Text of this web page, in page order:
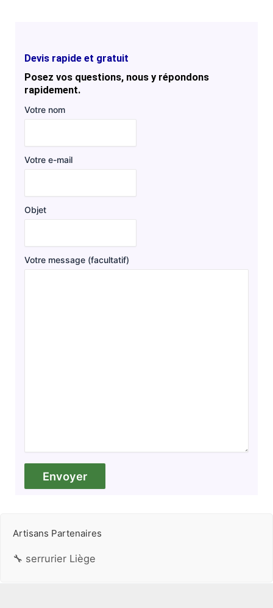
Devis rapide et gratuit
Posez vos questions, nous y répondons
rapidement.
Votre nom
Votre e-mail
Objet
Votre message (facultatif)
Artisans Partenaires
🔧 serrurier Liège